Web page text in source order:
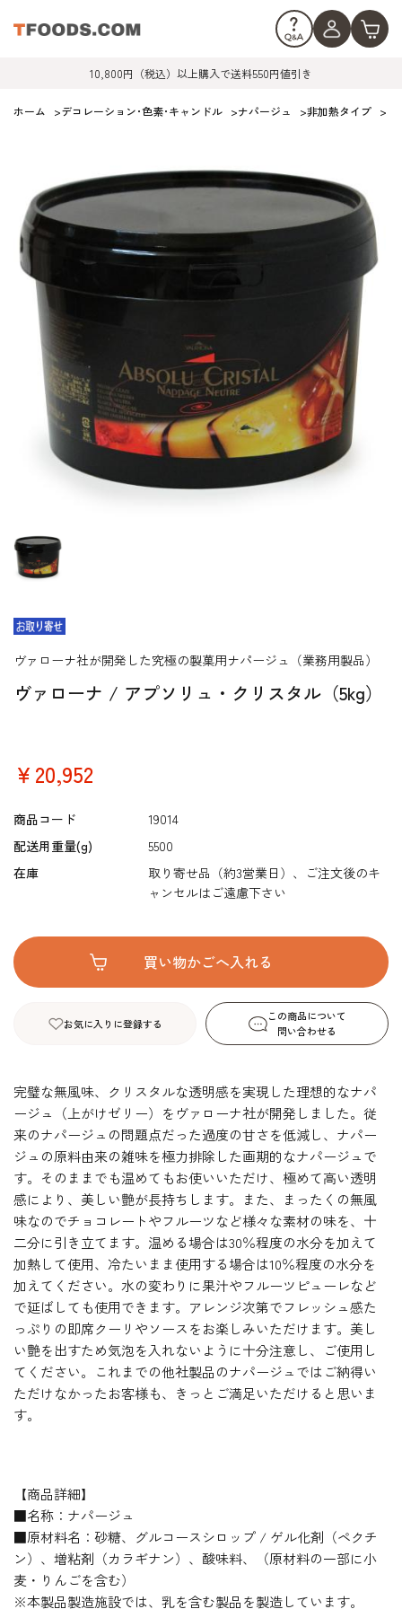
10,800円（税込）以上購入で送料550円値引き
ホーム >デコレーション･色素･キャンドル >ナパージュ >非加熱タイプ >
ヴァローナ / アプソリュ・クリスタル（5kg）
ヴァローナ社が開発した究極の製菓用ナパージュ（業務用製品）
￥20,952
商品コード
19014
配送用重量(g)
5500
在庫
取り寄せ品（約3営業日）、ご注文後のキ
ャンセルはご遠慮下さい
お気に入りに登録する
この商品について
問い合わせる
完璧な無風味、クリスタルな透明感を実現した理想的なナパ
ージュ（上がけゼリー）をヴァローナ社が開発しました。従
来のナパージュの問題点だった過度の甘さを低減し、ナパー
ジュの原料由来の雑味を極力排除した画期的なナパージュで
す。そのままでも温めてもお使いいただけ、極めて高い透明
感により、美しい艶が長持ちします。また、まったくの無風
味なのでチョコレートやフルーツなど様々な素材の味を、十
二分に引き立てます。温める場合は30％程度の水分を加えて
加熱して使用、冷たいまま使用する場合は10％程度の水分を
加えてください。水の変わりに果汁やフルーツピューレなど
で延ばしても使用できます。アレンジ次第でフレッシュ感た
っぷりの即席クーリやソースをお楽しみいただけます。美し
い艶を出すため気泡を入れないように十分注意し、ご使用し
てください。これまでの他社製品のナパージュではご納得い
ただけなかったお客様も、きっとご満足いただけると思いま
す。
【商品詳細】
■名称：ナパージュ
■原材料名：砂糖、グルコースシロップ / ゲル化剤（ペクチ
ン）、増粘剤（カラギナン）、酸味料、（原材料の一部に小
麦・りんごを含む）
※本製品製造施設では、乳を含む製品を製造しています。